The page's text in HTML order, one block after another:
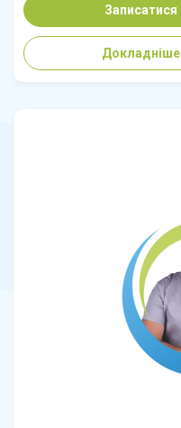
Записатися
Докладніше